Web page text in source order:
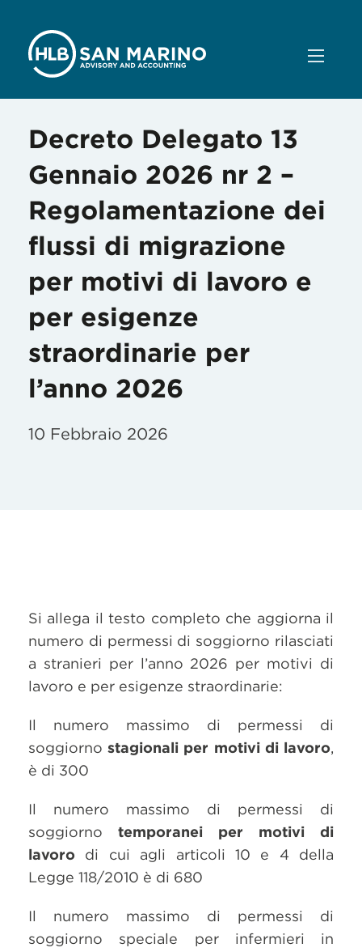
Decreto Delegato 13
Gennaio 2026 nr 2 –
Regolamentazione dei
flussi di migrazione
per motivi di lavoro e
per esigenze
straordinarie per
l’anno 2026
10 Febbraio 2026
Si allega il testo completo che aggiorna il
numero di permessi di soggiorno rilasciati
a stranieri per l’anno 2026 per motivi di
lavoro e per esigenze straordinarie:
Il numero massimo di permessi di
soggiornostagionali per motivi di lavoro,
è di 300
Il numero massimo di permessi di
soggiorno temporanei per motivi di
lavoro di cui agli articoli 10 e 4 della
Legge 118/2010 è di 680
Il numero massimo di permessi di
soggiorno speciale per infermieri in